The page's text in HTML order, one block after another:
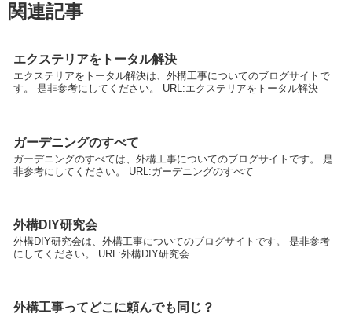
関連記事
エクステリアをトータル解決
エクステリアをトータル解決は、外構工事についてのブログサイトで
す。 是非参考にしてください。 URL:エクステリアをトータル解決
ガーデニングのすべて
ガーデニングのすべては、外構工事についてのブログサイトです。 是
非参考にしてください。 URL:ガーデニングのすべて
外構DIY研究会
外構DIY研究会は、外構工事についてのブログサイトです。 是非参考
にしてください。 URL:外構DIY研究会
外構工事ってどこに頼んでも同じ？